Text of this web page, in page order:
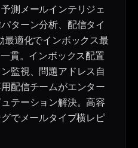
測メールインテリジェ
ターン分析、配信タイ
最適化でインボックス最
貫。インボックス配置
監視、問題アドレス自
配信チームがエンター
テーション解決。高容
でメールタイプ横レピ